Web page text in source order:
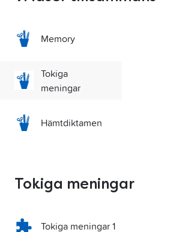
Memory
Tokiga
meningar
Hämtdiktamen
Tokiga meningar
Tokiga meningar 1